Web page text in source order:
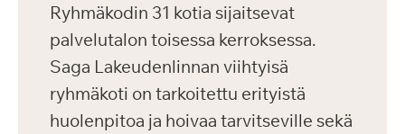
Ryhmäkodin 31 kotia sijaitsevat
palvelutalon toisessa kerroksessa.
Saga Lakeudenlinnan viihtyisä
ryhmäkoti on tarkoitettu erityistä
huolenpitoa ja hoivaa tarvitseville sekä